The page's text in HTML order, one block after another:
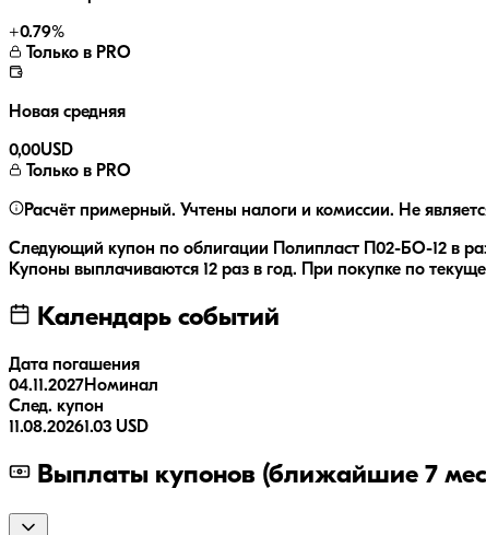
+0.79%
Только в PRO
Новая средняя
0,00USD
Только в PRO
Расчёт примерный. Учтены налоги и комиссии. Не
Следующий купон по облигации Полипласт П02-БО-12 в
Купоны выплачиваются 12 раз в год. При покупке по
Календарь событий
Дата погашения
04.11.2027Номинал
След. купон
11.08.20261.03 USD
Выплаты купонов (ближайшие 7